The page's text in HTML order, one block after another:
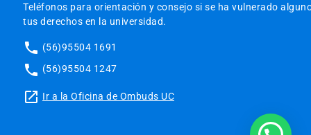
Teléfonos para orientación y consejo si se ha vulnerado
tus derechos en la universidad.
phone (56)95504 1691
phone (56)95504 1247
launch Ir a la Oficina de Ombuds UC